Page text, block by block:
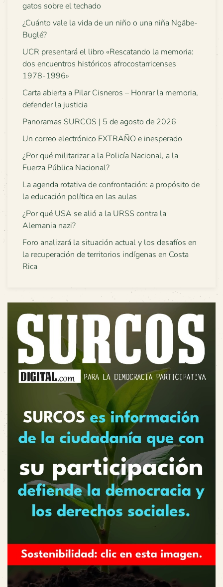
gatos sobre el techado
¿Cuánto vale la vida de un niño o una niña Ngäbe-
Buglé?
UCR presentará el libro «Rescatando la memoria:
dos encuentros históricos afrocostarricenses
1978-1996»
Carta abierta a Pilar Cisneros – Honrar la memoria,
defender la justicia
Panoramas SURCOS | 5 de agosto de 2026
Un correo electrónico EXTRAÑO e inesperado
¿Por qué militarizar a la Policía Nacional, a la
Fuerza Pública Nacional?
La agenda rotativa de confrontación: a propósito de
la educación política en las aulas
¿Por qué USA se alió a la URSS contra la
Alemania nazi?
Foro analizará la situación actual y los desafíos en
la recuperación de territorios indígenas en Costa
Rica